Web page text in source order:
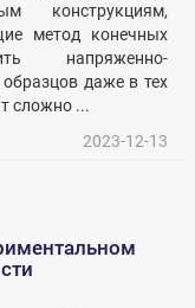
конструкциям,
метод конечных
напряженно-
даже в тех
сложно ...
2023-12-13